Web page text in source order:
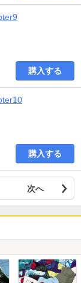
購入する
購入する
次へ